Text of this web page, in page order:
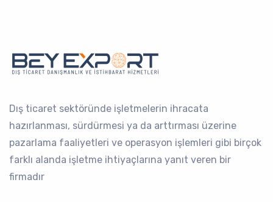
Dış ticaret sektöründe işletmelerin ihracata
hazırlanması, sürdürmesi ya da arttırması üzerine
pazarlama faaliyetleri ve operasyon işlemleri gibi birçok
farklı alanda işletme ihtiyaçlarına yanıt veren bir
firmadır